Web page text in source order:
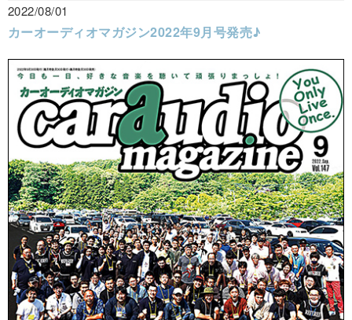
2022/08/01
カーオーディオマガジン2022年9月号発売♪